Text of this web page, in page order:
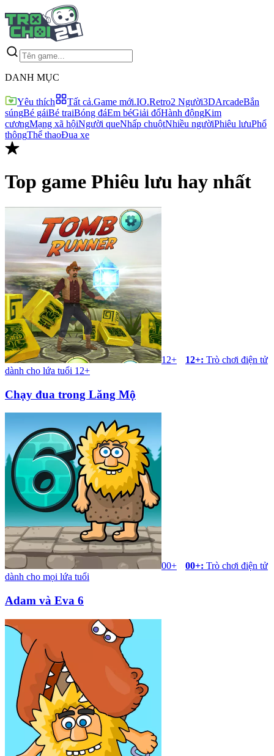
DANH MỤC
Yêu thích Tất cả.Game mới.IO.Retro2 Người3DArcadeBắn
súngBé gáiBé traiBóng đáEm béGiải đốHành độngKim
cươngMạng xã hộiNgười queNhấp chuộtNhiều ngườiPhiêu lưuPhổ
thôngThể thaoĐua xe
Top game Phiêu lưu hay nhất
12+ 12+: Trò chơi điện tử
dành cho lứa tuổi 12+
Chạy đua trong Lăng Mộ
00+ 00+: Trò chơi điện tử
dành cho mọi lứa tuổi
Adam và Eva 6